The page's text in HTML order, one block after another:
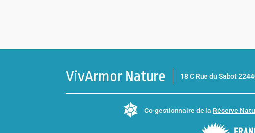
VivArmor Nature 18 C Rue du Sabot
Co-gestionnaire de la Réserve